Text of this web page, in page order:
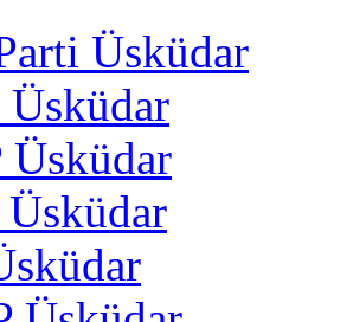
Üsküdar
Üsküdar
Üsküdar